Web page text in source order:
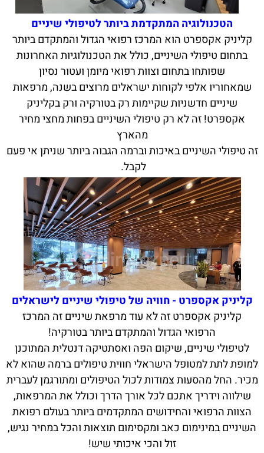
הטכנולוגיה המתקדמת ביותר לטיפולי שיניים
קליניק אקספרט הוא המרכז רפואי הגדול והמתקדם ביותר
בתחום טיפולי השיניים, כולל את הטכנולוגיות האחרונות
שפותחו בתחום וצוות רפואי מיומן ועטור נסיון
שמאחוריו אלפי לקוחות ישראלים מרוצים בשנה, מרפאות
שיניים חדשניות שקיימות רק בטורקיה ורק בקליניק
אקספרט! זה לא רק טיפולי השיניים בפחות מחצי מחיר
מהארץ
זה טיפולי השיניים באיכות וברמה הגבוה ביותר שניתן אי פעם
לקבל.
קליניק אקספרט - חוויה של טיפולי שיניים לישראלים
קליניק אקספרט זה לא עוד מרפאת שיניים זה המרכז
הרפואי הגדול והמתקדם ביותר בטורקיה!
לטיפולי שיניים, שיקום הפה ואסתטיקה דנטלית המתוכנן
למופת לתת למטופל הישראלי חווית טיפולים ברמה שהוא לא
מכיר. החל מהסעות צמודות לכול הטיפולים ומתורגמן לעברית
שילווה וידריך אתכם לכל אורך הדרך וכולל את המרפאות,
הצוות הרפואי והחידושים המתקדמים ביותר בעולם רפואת
השיניים במינימום כאב ומקסימום תוצאות והכל במחיר נגיש,
זול והכי איכותי שיש!